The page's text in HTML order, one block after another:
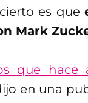
es que
Mark
que hace
en una